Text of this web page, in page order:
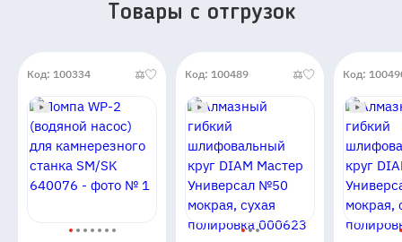
Товары c отгрузок
Код: 100334 Код: 100489 Код: